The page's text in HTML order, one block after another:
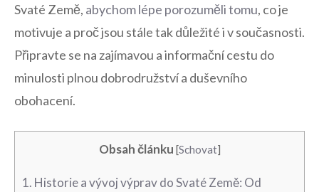
Svaté Země, abychom lépe porozuměli tomu, co je
motivuje a proč jsou stále tak důležité i v současnosti.
⁤Připravte se na ‌zajímavou a informační cestu do
minulosti plnou dobrodružství a duševního⁣
obohacení.
Obsah článku [Schovat]
1. Historie a vývoj výprav⁣ do Svaté Země: Od